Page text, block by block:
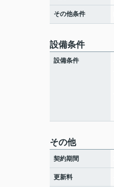
その他条件
設備条件
設備条件
その他
契約期間
更新料